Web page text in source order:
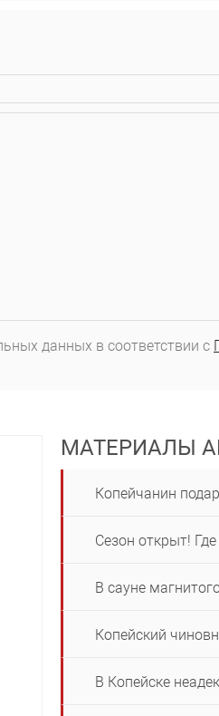
данных в соответствии с
МАТЕРИАЛЫ
Копейчанин
Сезон открыт!
В сауне
Копейский
В Копейске